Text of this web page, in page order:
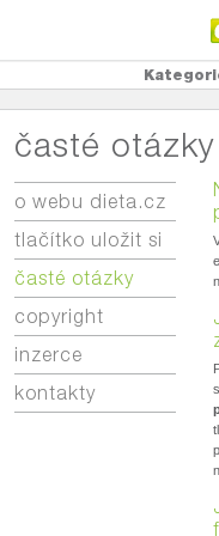
časté otázky
o webu dieta.cz
tlačítko uložit si
časté otázky
copyright
inzerce
kontakty